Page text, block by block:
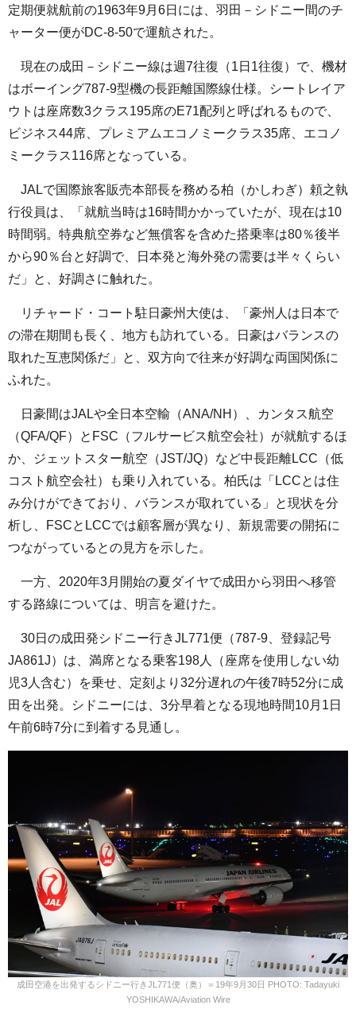
定期便就航前の1963年9月6日には、羽田－シドニー間のチ
ャーター便がDC-8-50で運航された。
現在の成田－シドニー線は週7往復（1日1往復）で、機材
はボーイング787-9型機の長距離国際線仕様。シートレイア
ウトは座席数3クラス195席のE71配列と呼ばれるもので、
ビジネス44席、プレミアムエコノミークラス35席、エコノ
ミークラス116席となっている。
JALで国際旅客販売本部長を務める柏（かしわぎ）頼之執
行役員は、「就航当時は16時間かかっていたが、現在は10
時間弱。特典航空券など無償客を含めた搭乗率は80％後半
から90％台と好調で、日本発と海外発の需要は半々くらい
だ」と、好調さに触れた。
リチャード・コート駐日豪州大使は、「豪州人は日本で
の滞在期間も長く、地方も訪れている。日豪はバランスの
取れた互恵関係だ」と、双方向で往来が好調な両国関係に
ふれた。
日豪間はJALや全日本空輸（ANA/NH）、カンタス航空
（QFA/QF）とFSC（フルサービス航空会社）が就航するほ
か、ジェットスター航空（JST/JQ）など中長距離LCC（低
コスト航空会社）も乗り入れている。柏氏は「LCCとは住
み分けができており、バランスが取れている」と現状を分
析し、FSCとLCCでは顧客層が異なり、新規需要の開拓に
つながっているとの見方を示した。
一方、2020年3月開始の夏ダイヤで成田から羽田へ移管
する路線については、明言を避けた。
30日の成田発シドニー行きJL771便（787-9、登録記号
JA861J）は、満席となる乗客198人（座席を使用しない幼
児3人含む）を乗せ、定刻より32分遅れの午後7時52分に成
田を出発。シドニーには、3分早着となる現地時間10月1日
午前6時7分に到着する見通し。
成田空港を出発するシドニー行きJL771便（奥）＝19年9月30日 PHOTO: Tadayuki
YOSHIKAWA/Aviation Wire